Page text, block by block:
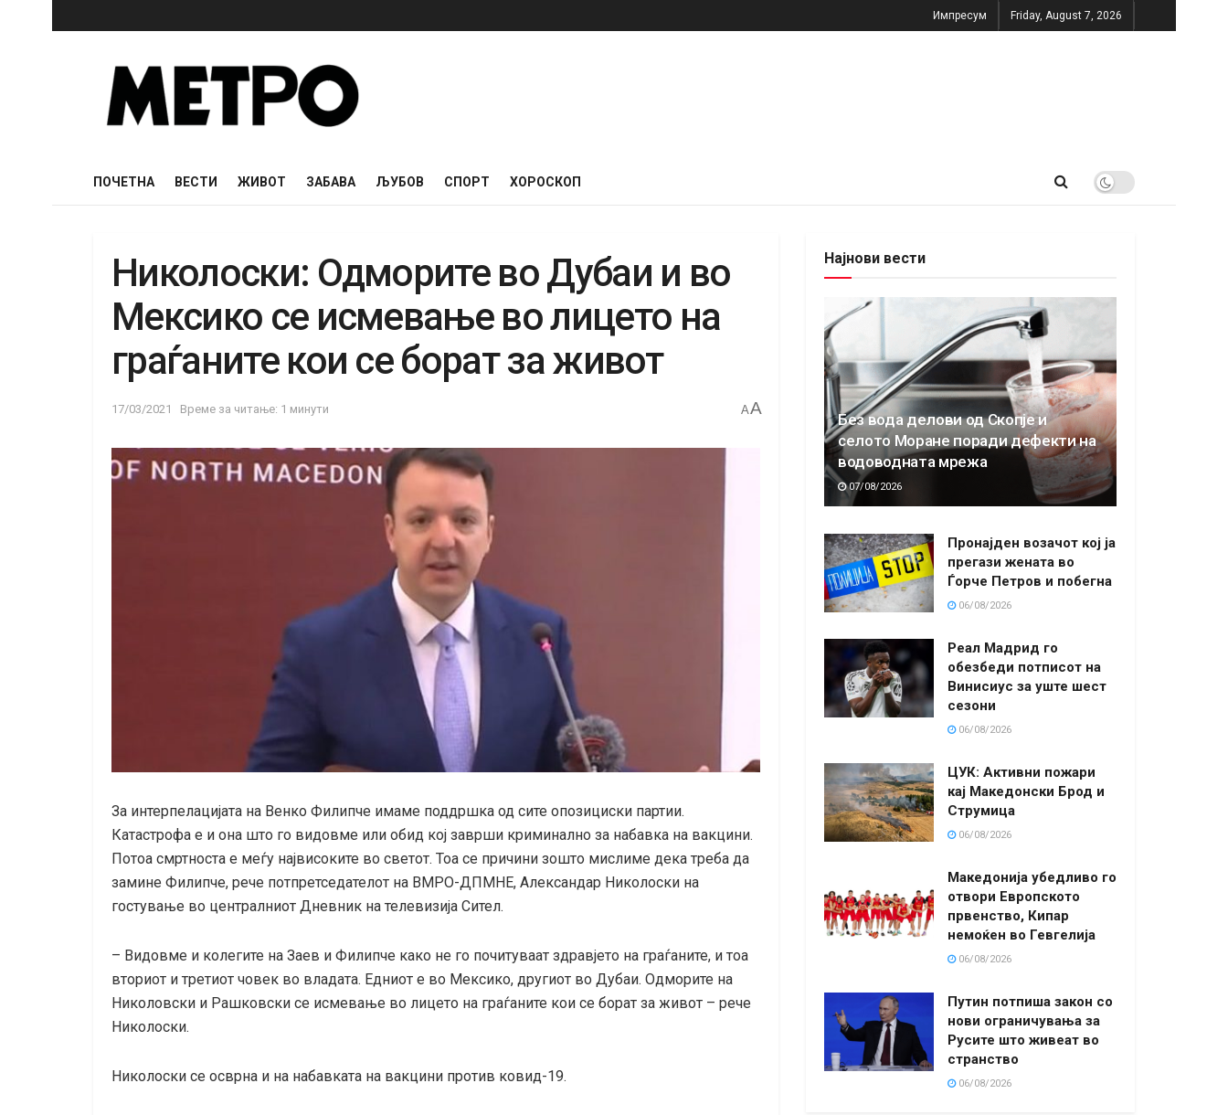
Импресум Friday, August 7, 2026
ПОЧЕТНА ВЕСТИ ЖИВОТ ЗАБАВА ЉУБОВ СПОРТ ХОРОСКОП
Николоски: Одморите во Дубаи и во
Мексико се исмевање во лицето на
граѓаните кои се борат за живот
17/03/2021 Време за читање: 1 минути AA
За интерпелацијата на Венко Филипче имаме поддршка од сите опозициски партии.
Катастрофа е и она што го видовме или обид кој заврши криминално за набавка на вакцини.
Потоа смртноста е меѓу највисоките во светот. Тоа се причини зошто мислиме дека треба да
замине Филипче, рече потпретседателот на ВМРО-ДПМНЕ, Александар Николоски на
гостување во централниот Дневник на телевизија Сител.
– Видовме и колегите на Заев и Филипче како не го почитуваат здравјето на граѓаните, и тоа
вториот и третиот човек во владата. Едниот е во Мексико, другиот во Дубаи. Одморите на
Николовски и Рашковски се исмевање во лицето на граѓаните кои се борат за живот – рече
Николоски.
Николоски се осврна и на набавката на вакцини против ковид-19.
Најнови вести
Без вода делови од Скопје и
селото Моране поради дефекти на
водоводната мрежа
07/08/2026
Пронајден возачот кој ја
прегази жената во
Ѓорче Петров и побегна
06/08/2026
Реал Мадрид го
обезбеди потписот на
Винисиус за уште шест
сезони
06/08/2026
ЦУК: Активни пожари
кај Македонски Брод и
Струмица
06/08/2026
Македонија убедливо го
отвори Европското
првенство, Кипар
немоќен во Гевгелија
06/08/2026
Путин потпиша закон со
нови ограничувања за
Русите што живеат во
странство
06/08/2026